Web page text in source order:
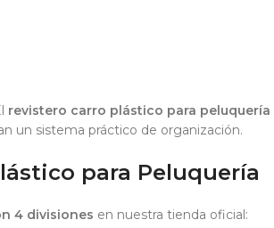
revistero carro plástico para peluquería
un sistema práctico de organización.
para Peluquería
4 divisiones en nuestra tienda oficial: